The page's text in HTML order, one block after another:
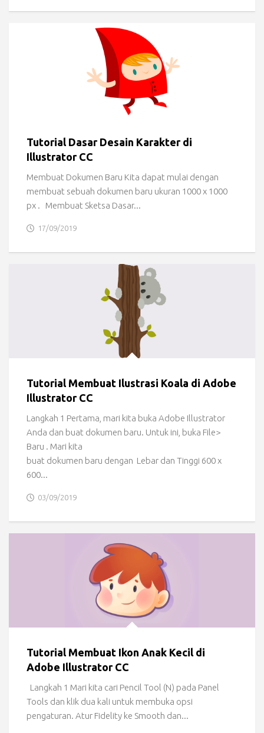
Tutorial Dasar Desain Karakter di
Illustrator CC
Membuat Dokumen Baru Kita dapat mulai dengan
membuat sebuah dokumen baru ukuran 1000 x 1000
px . Membuat Sketsa Dasar...
17/09/2019
Tutorial Membuat Ilustrasi Koala di Adobe
Illustrator CC
Langkah 1 Pertama, mari kita buka Adobe Illustrator
Anda dan buat dokumen baru. Untuk ini, buka File>
Baru . Mari kita
buat dokumen baru dengan Lebar dan Tinggi 600 x
600...
03/09/2019
Tutorial Membuat Ikon Anak Kecil di
Adobe Illustrator CC
Langkah 1 Mari kita cari Pencil Tool (N) pada Panel
Tools dan klik dua kali untuk membuka opsi
pengaturan. Atur Fidelity ke Smooth dan...